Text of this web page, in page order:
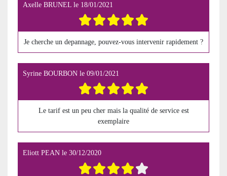
Axelle BRUNEL le 18/01/2021
Je cherche un depannage, pouvez-vous intervenir rapidement ?
Syrine BOURBON le 09/01/2021
Le tarif est un peu cher mais la qualité de service est
exemplaire
Eliott PEAN le 30/12/2020